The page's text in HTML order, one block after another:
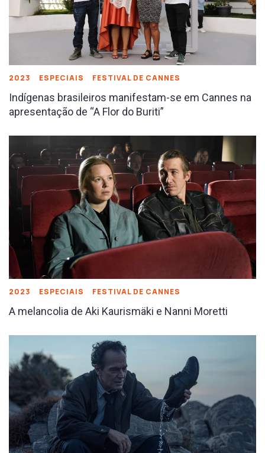
2023 ESPECIAIS FESTIVAL DE CANNES
Indígenas brasileiros manifestam-se em Cannes na
apresentação de “A Flor do Buriti”
2023 ESPECIAIS FESTIVAL DE CANNES
A melancolia de Aki Kaurismäki e Nanni Moretti